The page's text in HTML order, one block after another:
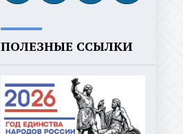
ПОЛЕЗНЫЕ ССЫЛКИ